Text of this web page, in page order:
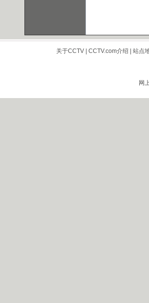
关于CCTV| CCTV.com介绍 站点
网